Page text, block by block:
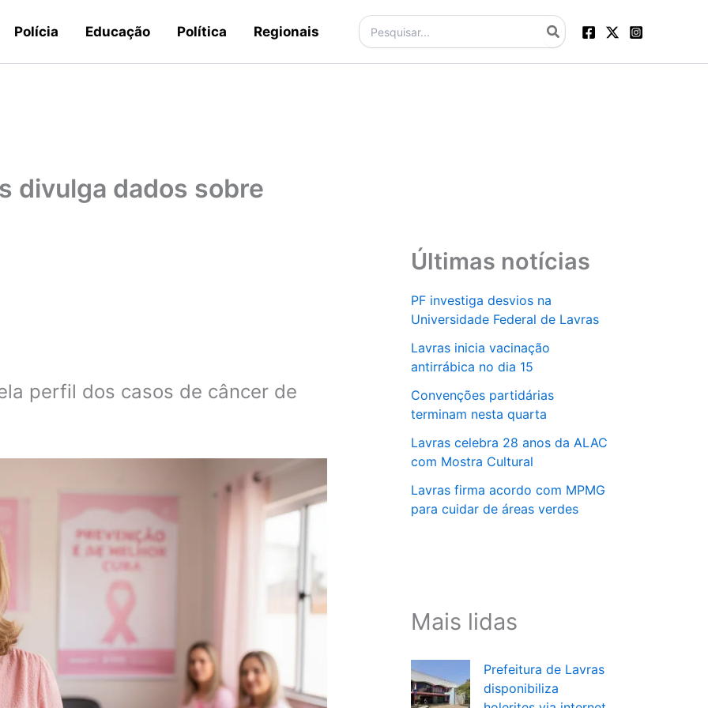
Polícia Educação Política Regionais
Procurar:
divulga dados sobre
perfil dos casos de câncer de
Últimas notícias
PF investiga desvios na
Universidade Federal de Lavras
Lavras inicia vacinação
antirrábica no dia 15
Convenções partidárias
terminam nesta quarta
Lavras celebra 28 anos da ALAC
com Mostra Cultural
Lavras firma acordo com MPMG
para cuidar de áreas verdes
Mais lidas
Prefeitura de Lavras
disponibiliza